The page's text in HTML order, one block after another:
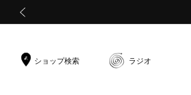
ショップ検索 ラジオ